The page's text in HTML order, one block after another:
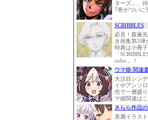
ターズ」、
7巻がついに
SCRIBBLES
必見！森薫
き画集第3弾
特典は小冊子
「
color」！
ウマ娘 関連
大注目シン
イやアンソ
売で一層盛
マ娘関連はこ
きらら作品
美麗イラス